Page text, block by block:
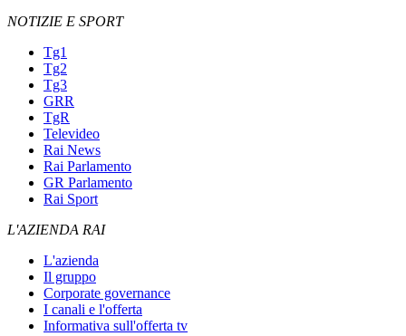
NOTIZIE E SPORT
Tg1
Tg2
Tg3
GRR
TgR
Televideo
Rai News
Rai Parlamento
GR Parlamento
Rai Sport
L'AZIENDA RAI
L'azienda
Il gruppo
Corporate governance
I canali e l'offerta
Informativa sull'offerta tv